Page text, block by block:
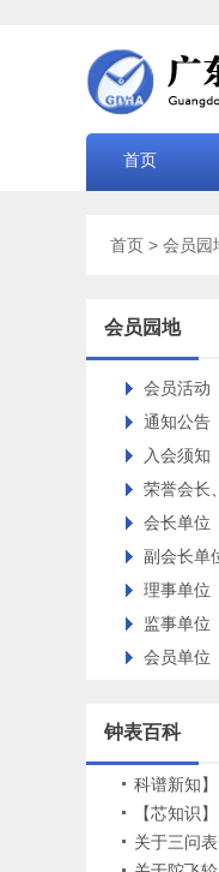
首页
首页 > 会员园
会员园地
会员活动
通知公告
入会须知
荣誉会长
会长单位
副会长单
理事单位
监事单位
会员单位
钟表百科
科谱新知
钟"——时
【芯知识
计时工具到
关于三问表